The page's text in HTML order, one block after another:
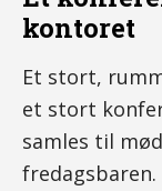
kontoret
Et stort,
et stort
samles til